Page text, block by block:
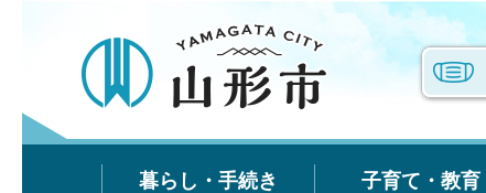
暮らし・手続き 子育て・教育